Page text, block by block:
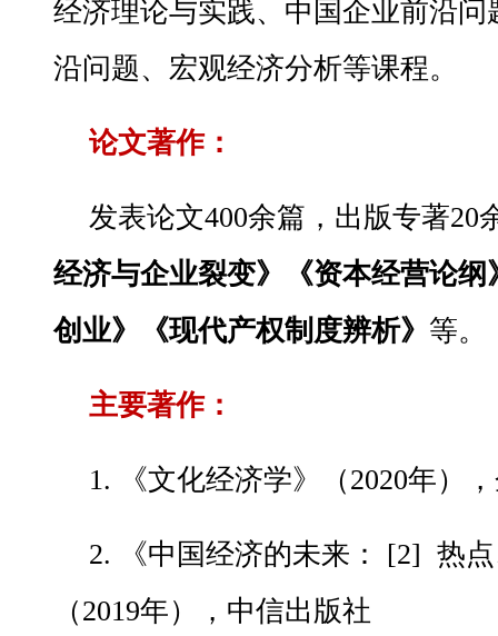
经济理论与实践、中国企业前沿
沿问题、宏观经济分析等课程。
论文著作：
发表论文400余篇，出版专著20
经济与企业裂变》《资本经营论
创业》《现代产权制度辨析》 等。
主要著作：
1. 《文化经济学》（2020年）
2. 《中国经济的未来： [2] 热
（2019年），中信出版社